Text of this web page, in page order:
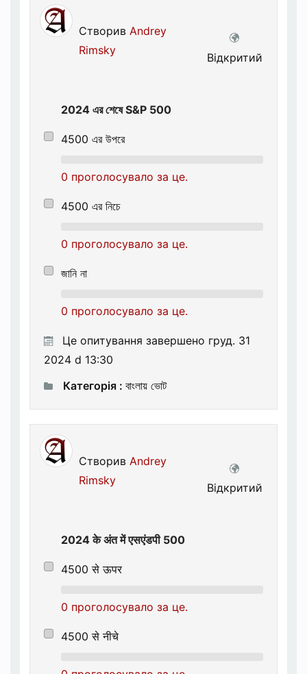
Створив Andrey
Rimsky
Відкритий
2024 এর শেষে S&P 500
4500 এর উপরে
0 проголосувало за це.
4500 এর নিচে
0 проголосувало за це.
জানি না
0 проголосувало за це.
Це опитування завершено груд. 31
2024 d 13:30
Категорія : বাংলায় ভোট
Створив Andrey
Rimsky
Відкритий
2024 के अंत में एसएंडपी 500
4500 से ऊपर
0 проголосувало за це.
4500 से नीचे